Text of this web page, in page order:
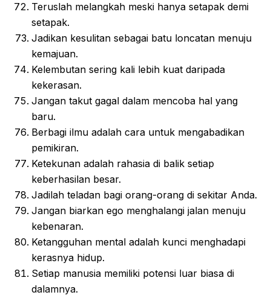
Teruslah melangkah meski hanya setapak demi
setapak.
Jadikan kesulitan sebagai batu loncatan menuju
kemajuan.
Kelembutan sering kali lebih kuat daripada
kekerasan.
Jangan takut gagal dalam mencoba hal yang
baru.
Berbagi ilmu adalah cara untuk mengabadikan
pemikiran.
Ketekunan adalah rahasia di balik setiap
keberhasilan besar.
Jadilah teladan bagi orang-orang di sekitar Anda.
Jangan biarkan ego menghalangi jalan menuju
kebenaran.
Ketangguhan mental adalah kunci menghadapi
kerasnya hidup.
Setiap manusia memiliki potensi luar biasa di
dalamnya.